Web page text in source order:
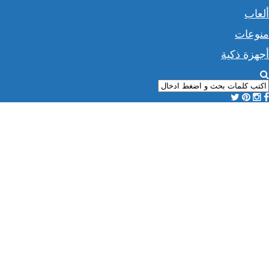
ألعاب
منوعات
أجهزة ذكية